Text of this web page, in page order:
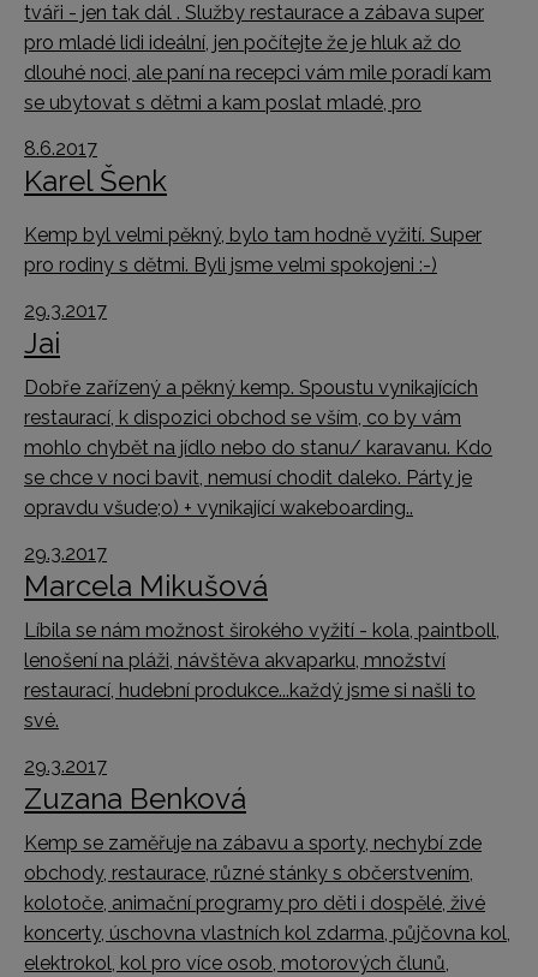
tváři - jen tak dál . Služby restaurace a zábava super
pro mladé lidi ideální, jen počítejte že je hluk až do
dlouhé noci, ale paní na recepci vám mile poradí kam
se ubytovat s dětmi a kam poslat mladé, pro
8.6.2017
Karel Šenk
Kemp byl velmi pěkný, bylo tam hodně vyžití. Super
pro rodiny s dětmi. Byli jsme velmi spokojeni :-)
29.3.2017
Jai
Dobře zařízený a pěkný kemp. Spoustu vynikajících
restaurací, k dispozici obchod se vším, co by vám
mohlo chybět na jídlo nebo do stanu/ karavanu. Kdo
se chce v noci bavit, nemusí chodit daleko. Párty je
opravdu všude;o) + vynikající wakeboarding..
29.3.2017
Marcela Mikušová
Líbila se nám možnost širokého vyžití - kola, paintboll,
lenošení na pláži, návštěva akvaparku, množství
restaurací, hudební produkce...každý jsme si našli to
své.
29.3.2017
Zuzana Benková
Kemp se zaměřuje na zábavu a sporty, nechybí zde
obchody, restaurace, různé stánky s občerstvením,
kolotoče, animační programy pro děti i dospělé, živé
koncerty, úschovna vlastních kol zdarma, půjčovna kol,
elektrokol, kol pro více osob, motorových člunů,